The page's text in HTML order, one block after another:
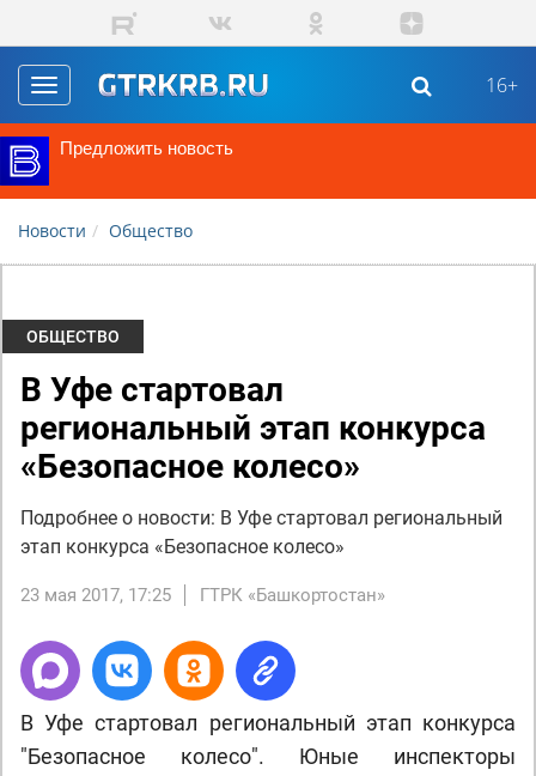
Перейти к основному содержанию
Toggle
navigation
16+
Предложить новость
Новости Общество
ОБЩЕСТВО
В Уфе стартовал
региональный этап конкурса
«Безопасное колесо»
Подробнее о новости: В Уфе стартовал региональный
этап конкурса «Безопасное колесо»
23 мая 2017, 17:25 ГТРК «Башкортостан»
В Уфе стартовал региональный этап конкурса
"Безопасное колесо". Юные инспекторы